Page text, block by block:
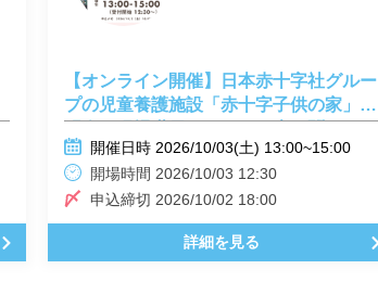
【オンライン開催】日本赤十字社グルー
プの児童養護施設「赤十字子供の家」説
時間開催日時 2026/10/03(土) 13:00~15:00
開場時間 2026/10/03 12:30
申込締切 2026/10/02 18:00
詳細を見る